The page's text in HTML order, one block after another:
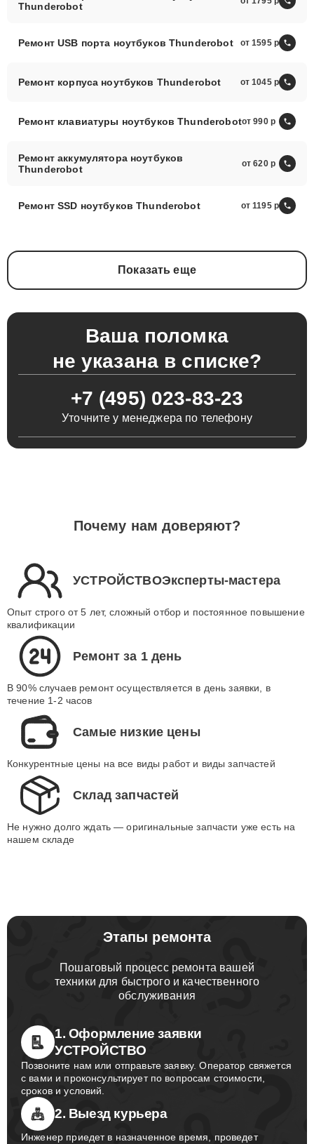
Thunderobot
Ремонт USB порта ноутбуков Thunderobot от 1595
Ремонт корпуса ноутбуков Thunderobot от 1045
Ремонт клавиатуры ноутбуков Thunderobotот 990
Ремонт аккумулятора ноутбуков
Thunderobot
от 620
Ремонт SSD ноутбуков Thunderobot от 1195
Показать еще
Ваша поломка
не указана в списке?
+7 (495) 023-83-23
Уточните у менеджера по телефону
Почему нам доверяют?
УСТРОЙСТВОЭксперты-мастера
Опыт строго от 5 лет, сложный отбор и постоянное повышение
квалификации
Ремонт за 1 день
В 90% случаев ремонт осуществляется в день заявки, в
течение 1-2 часов
Самые низкие цены
Конкурентные цены на все виды работ и виды запчастей
Склад запчастей
Не нужно долго ждать — оригинальные запчасти уже есть на
нашем складе
Этапы ремонта
Пошаговый процесс ремонта вашей
техники для быстрого и качественного
обслуживания
1. Оформление заявки
УСТРОЙСТВО
Позвоните нам или отправьте заявку. Оператор свяжется
с вами и проконсультирует по вопросам стоимости,
сроков и условий.
2. Выезд курьера
Инженер приедет в назначенное время, проведет